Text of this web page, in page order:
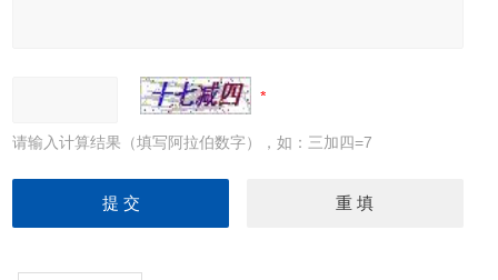
请输入计算结果（填写阿拉伯数字），如：三加四=7